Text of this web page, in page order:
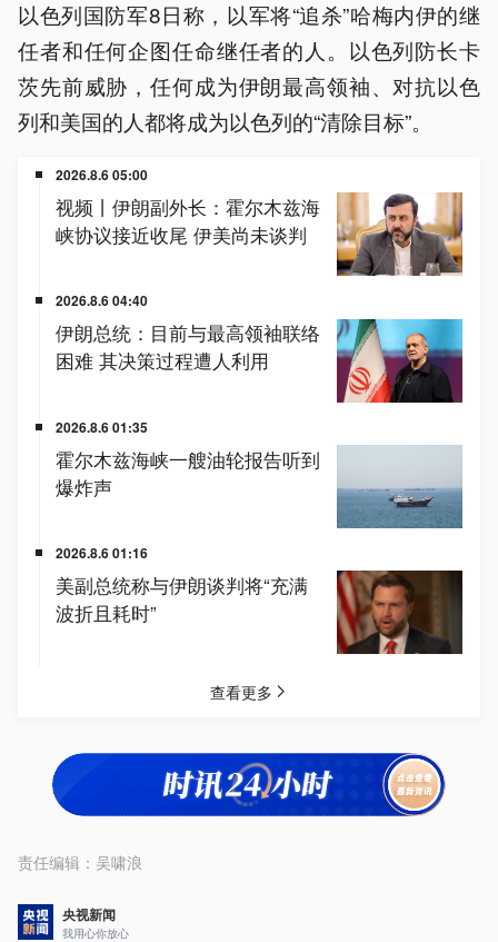
以色列国防军8日称，以军将“追杀”哈梅内伊的继
任者和任何企图任命继任者的人。以色列防长卡
茨先前威胁，任何成为伊朗最高领袖、对抗以色
列和美国的人都将成为以色列的“清除目标”。
责任编辑： 吴啸浪
央视新闻
我用心你放心